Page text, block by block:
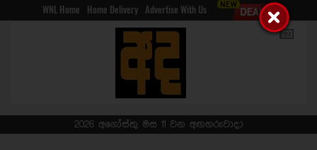
WNL Home Home Delivery Advertise With Us
2026 අගෝස්තු මස 11 වන අඟහරුවාදා